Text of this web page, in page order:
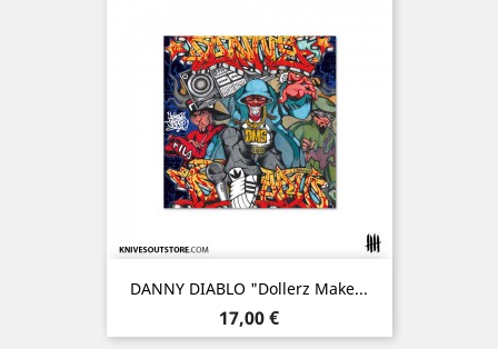
DANNY DIABLO "Dollerz Make...
Prix
17,00 €